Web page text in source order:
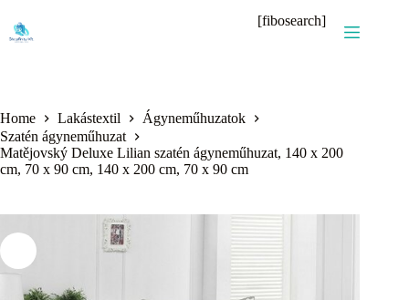
content
[fibosearch]
Home Lakástextil
Ágyneműhuzatok
Szatén ágyneműhuzat
Matějovský Deluxe Lilian szatén ágyneműhuzat, 140 x 200
cm, 70 x 90 cm, 140 x 200 cm, 70 x 90 cm